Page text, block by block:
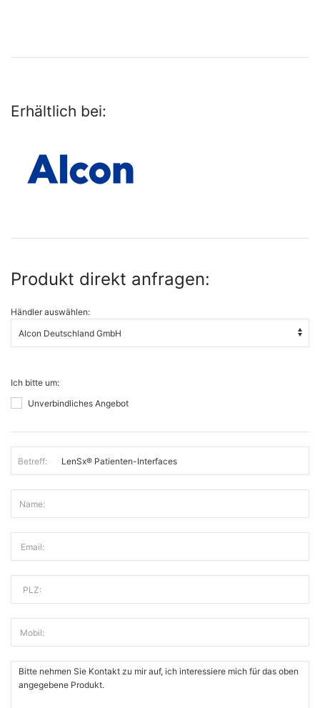
Erhältlich bei:
Produkt direkt anfragen:
Händler auswählen:
Ich bitte um:
Unverbindliches Angebot
Betreff:
Name:
Email:
PLZ:
Mobil: